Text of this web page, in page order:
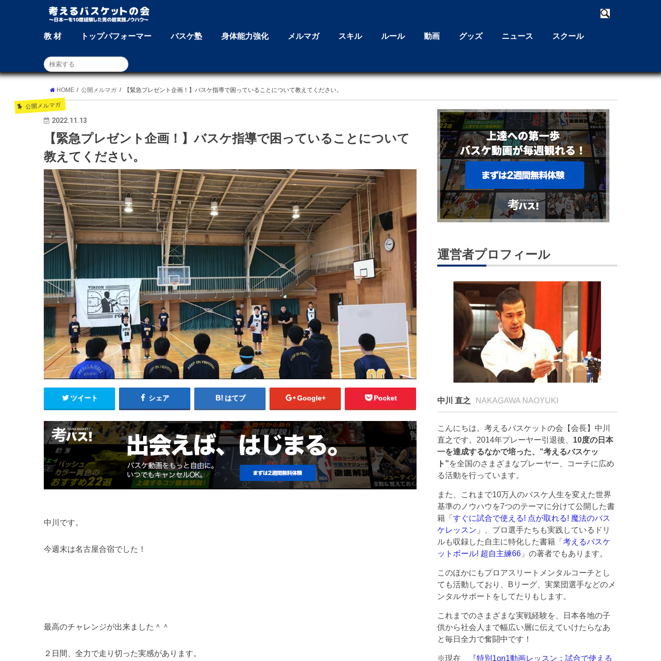
教 材 トップパフォーマー バスケ塾 身体能力強化 メルマガ スキル ルール 動画 グッズ ニュース スクール
HOME 公開メルマガ 【緊急プレゼント企画！】バスケ指導で困っていることについて教えてください。
公開メルマガ
2022.11.13
【緊急プレゼント企画！】バスケ指導で困っていることについて
教えてください。
ツイート シェア はてブ Google+ Pocket
中川です。
今週末は名古屋合宿でした！
最高のチャレンジが出来ました＾＾
２日間、全力で走り切った実感があります。
運営者プロフィール
中川 直之 NAKAGAWA NAOYUKI
こんにちは。考えるバスケットの会【会長】中川
直之です。2014年プレーヤー引退後、 10度の日本
一を達成するなかで培った、”考えるバスケッ
ト”を全国のさまざまなプレーヤー、コーチに広め
る活動を行っています。
また、これまで10万人のバスケ人生を変えた世界
基準のノウハウを7つのテーマに分けて公開した書
籍「すぐに試合で使える! 点が取れる! 魔法のバス
ケレッスン 」、プロ選手たちも実践しているドリ
ルも収録した自主に特化した書籍「考えるバスケ
ットボール! 超自主練66 」の著者でもあります。
このほかにもプロアスリートメンタルコーチとし
ても活動しており、Bリーグ、実業団選手などのメ
ンタルサポートをしてたりもします。
これまでのさまざまな実戦経験を、日本各地の子
供から社会人まで幅広い層に伝えていけたらなあ
と毎日全力で奮闘中です！
※現在、 『特別1on1動画レッスン：試合で使える